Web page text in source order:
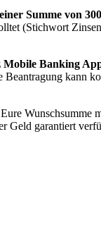
Summe von
(Stichwort
Mobile Banking
Beantragung kann
Wunschsumme
Geld garantiert